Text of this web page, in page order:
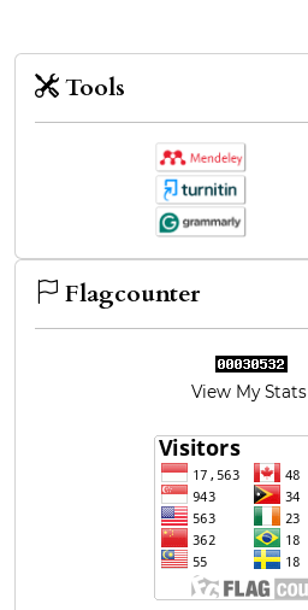
Tools
Flagcounter
View My Stats